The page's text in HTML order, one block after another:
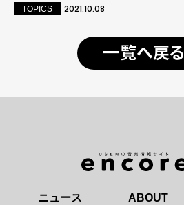
TOPICS 2021.10.08
一覧へ戻る
ニュース ABOUT